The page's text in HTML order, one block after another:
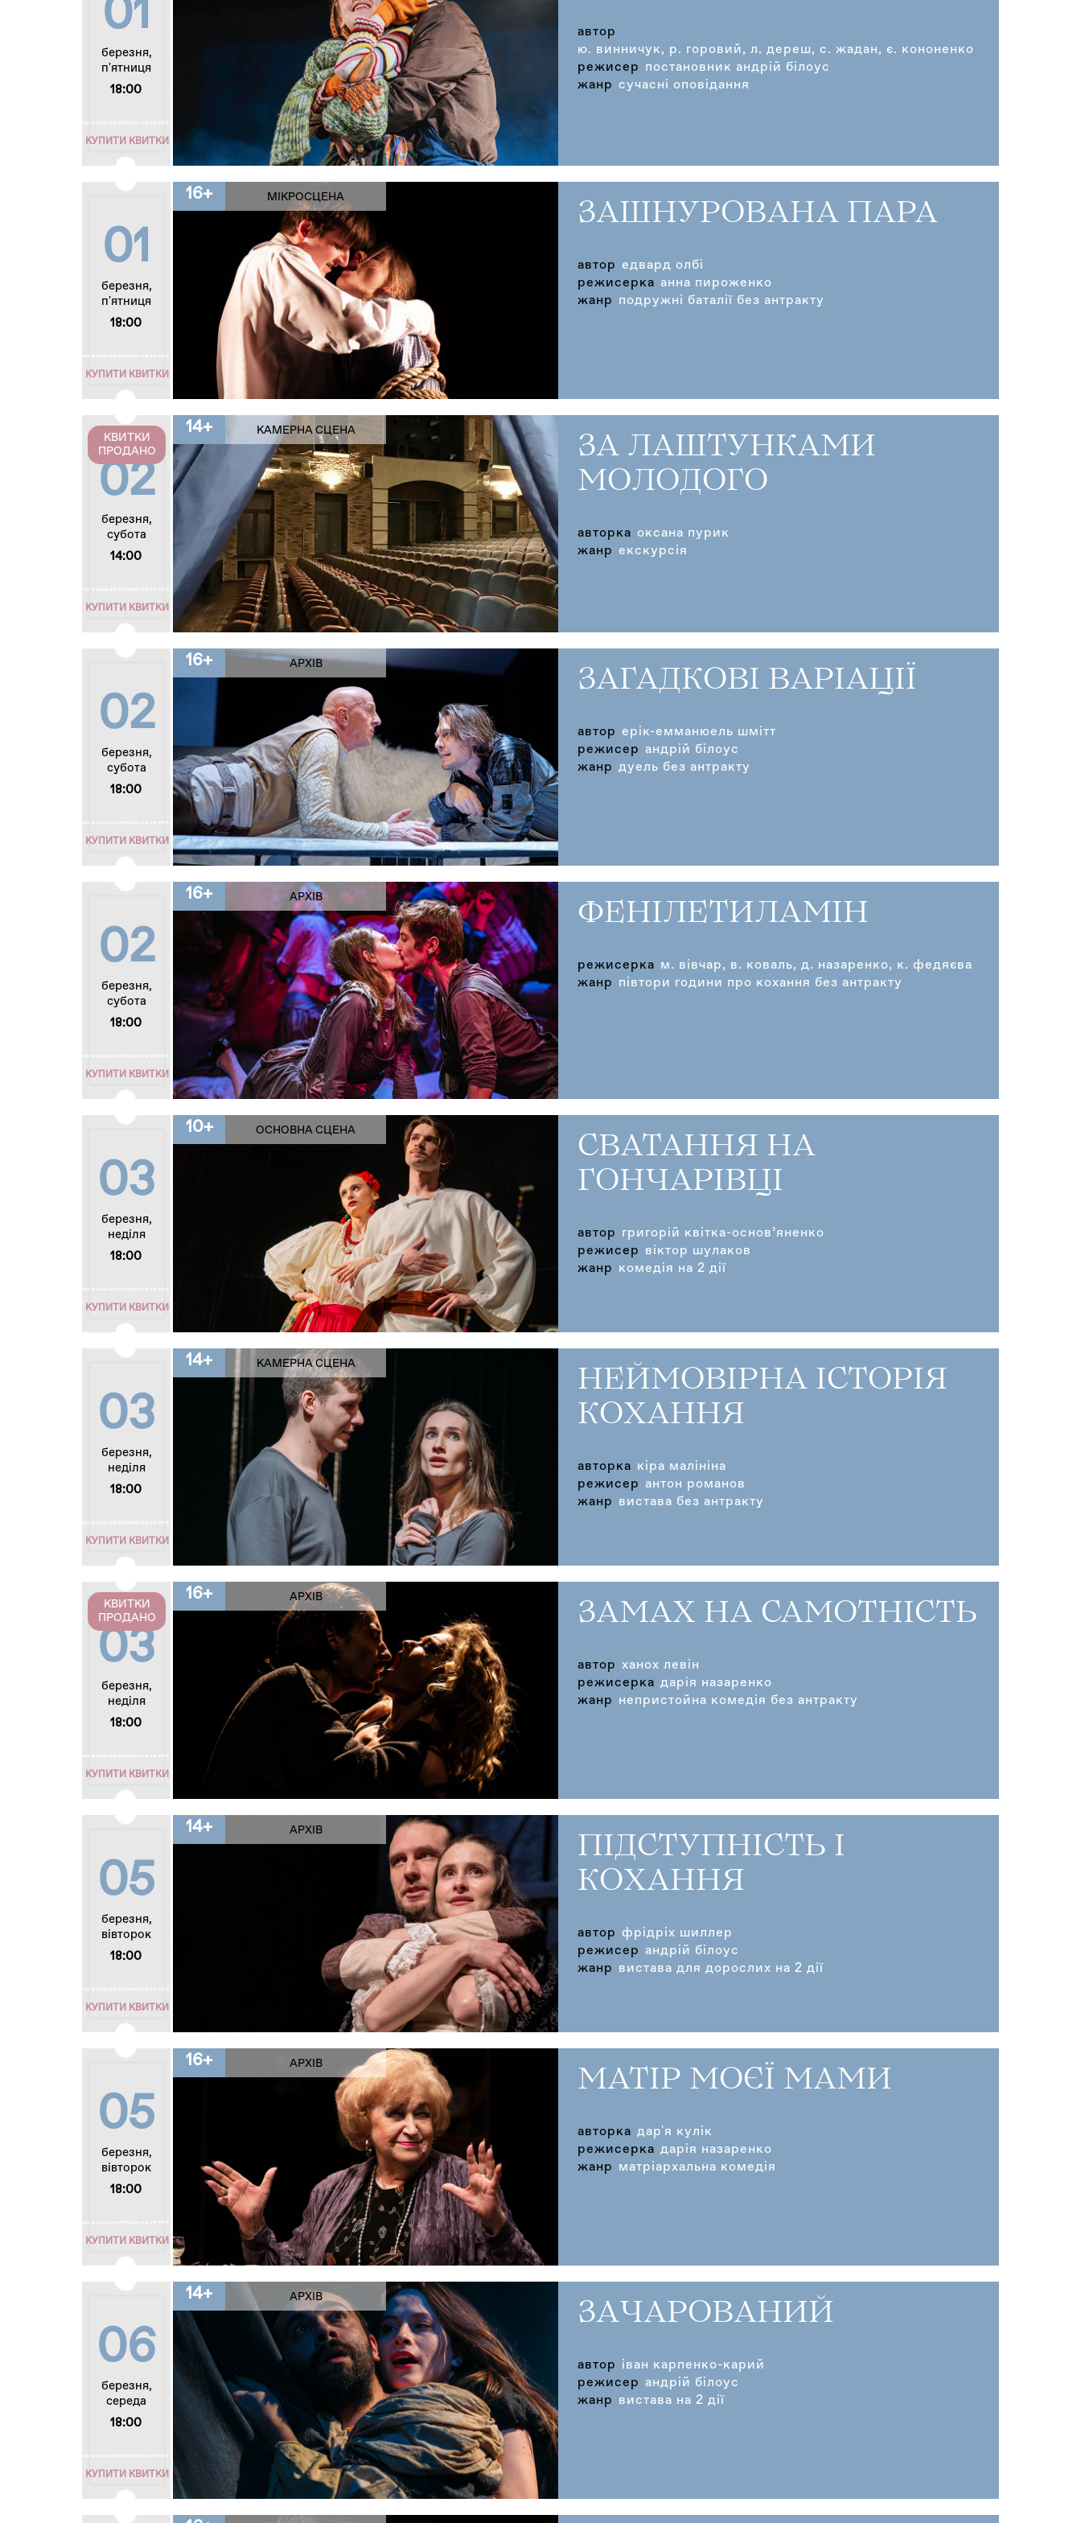
01
березня,
п'ятниця
18:00
КУПИТИ КВИТКИ
автор
ю. винничук, р. горовий, л. дереш, с. жадан, є. кононенко
режисер
постановник андрій білоус
жанр сучасні оповідання
01
березня,
п'ятниця
18:00
КУПИТИ КВИТКИ
16+ МІКРОСЦЕНА
ЗАШНУРОВАНА ПАРА
автор едвард олбі
режисерка анна пироженко
жанр
подружні баталії без антракту
02
березня,
субота
14:00
КВИТКИ
ПРОДАНО
КУПИТИ КВИТКИ
14+ КАМЕРНА СЦЕНА
ЗА ЛАШТУНКАМИ
МОЛОДОГО
авторка оксана пурик
жанр екскурсія
02
березня,
субота
18:00
КУПИТИ КВИТКИ
16+ АРХІВ
ЗАГАДКОВІ ВАРІАЦІЇ
автор ерік-емманюель шмітт
режисер андрій білоус
жанр дуель без антракту
02
березня,
субота
18:00
КУПИТИ КВИТКИ
16+ АРХІВ
ФЕНІЛЕТИЛАМІН
режисерка м. вівчар, в. коваль, д. назаренко, к. федяєва
жанр
півтори години про кохання без антракту
03
березня,
неділя
18:00
КУПИТИ КВИТКИ
10+ ОСНОВНА СЦЕНА
СВАТАННЯ НА
ГОНЧАРІВЦІ
автор
григорій квітка-основ’яненко
режисер
віктор шулаков
жанр
комедія на 2 дії
03
березня,
неділя
18:00
КУПИТИ КВИТКИ
14+ КАМЕРНА СЦЕНА
НЕЙМОВІРНА ІСТОРІЯ
КОХАННЯ
авторка кіра малініна
режисер антон романов
жанр
вистава без антракту
03
березня,
неділя
18:00
КВИТКИ
ПРОДАНО
КУПИТИ КВИТКИ
16+ АРХІВ
ЗАМАХ НА САМОТНІСТЬ
автор ханох левін
режисерка дарія назаренко
жанр
непристойна комедія без антракту
05
березня,
вівторок
18:00
КУПИТИ КВИТКИ
14+ АРХІВ
ПІДСТУПНІСТЬ І
КОХАННЯ
автор фрідріх шиллер
режисер андрій білоус
жанр
вистава для дорослих на 2 дії
05
березня,
вівторок
18:00
КУПИТИ КВИТКИ
16+ АРХІВ
МАТІР МОЄЇ МАМИ
авторка дар'я кулік
режисерка дарія назаренко
жанр
матріархальна комедія
06
березня,
середа
18:00
КУПИТИ КВИТКИ
14+ АРХІВ
ЗАЧАРОВАНИЙ
автор
іван карпенко-карий
режисер андрій білоус
жанр
вистава на 2 дії